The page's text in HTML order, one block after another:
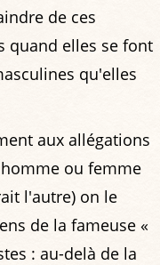
de ces
quand elles se font
qu'elles
aux allégations
ou femme
l'autre) on le
de la fameuse «
: au-delà de la